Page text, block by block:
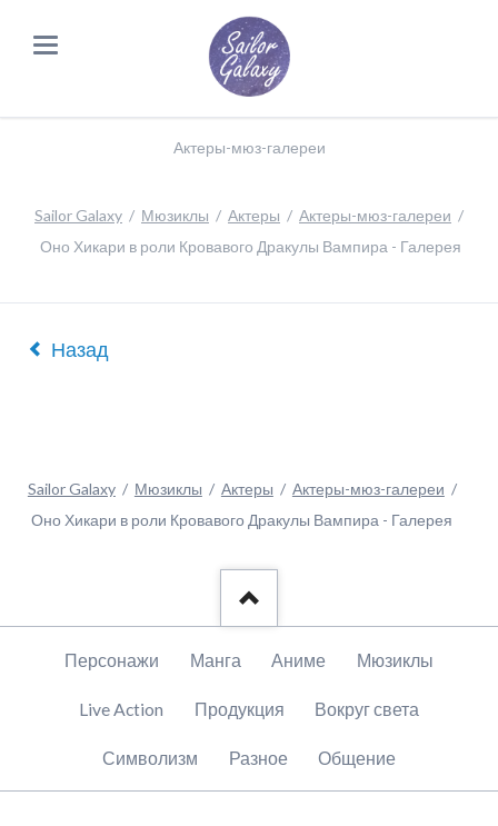
Актеры-мюз-галереи
Sailor Galaxy Мюзиклы Актеры
Актеры-мюз-галереи
Оно Хикари в роли Кровавого Дракулы Вампира - Галерея
Назад
Sailor Galaxy Мюзиклы Актеры
Актеры-мюз-галереи
Оно Хикари в роли Кровавого Дракулы Вампира - Галерея
Пропустить
Персонажи Манга Аниме Мюзиклы
Live Action Продукция Вокруг света
Символизм Разное Общение